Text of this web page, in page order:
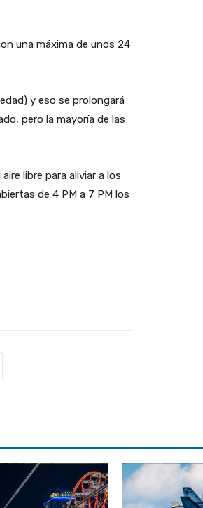
una máxima de unos 24
y eso se prolongará
pero la mayoría de las
libre para aliviar a los
de 4 PM a 7 PM los